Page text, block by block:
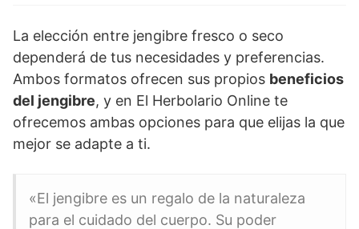
La elección entre jengibre fresco o seco
dependerá de tus necesidades y preferencias.
Ambos formatos ofrecen sus propios beneficios
del jengibre, y en El Herbolario Online te
ofrecemos ambas opciones para que elijas la que
mejor se adapte a ti.
«El jengibre es un regalo de la naturaleza
para el cuidado del cuerpo. Su poder